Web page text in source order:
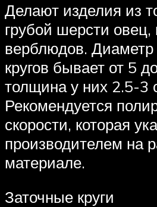
Делают изделия из
грубой шерсти овец,
верблюдов.
кругов бывает от 5
толщина у них 2.5-3
Рекомендуется
скорости, которая
производителем на
материале.
Заточные круги